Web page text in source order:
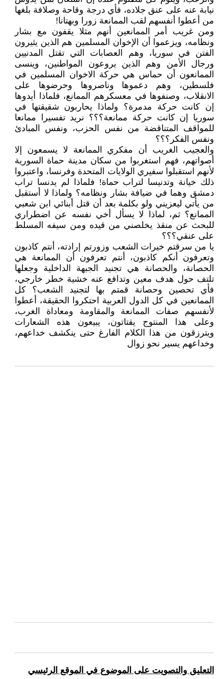
نيابة عنه على عنق جلاده، فأي درجة وقاحة وصلافة بلغها
من أعطوا أنفسهم لقب الممانعة زورا وبهتانا!
ومن غريب أمر الممانعين أنهم مثلا يقفون مع بشار
ونظامه، ويزعموا أن الإخوان المسلمين هم الذين يثيرون
الفتن في سوريا، وهم العصابات التي تقتل المدنيين
ورجال الأمن وهم الذين يروعون المواطنين، وينسى
الممانعون أن حماس هي حركة الاخوان المسلمين في
فلسطين، وهم دعموها وناصروها وحرضوها على
الانقلاب، وصنفوها في معسكرهم الممانع، فلماذا أيدوها
إن كانت حركة مدمرة؟ ولماذا يحاربون شقيقتها في
سوريا إن كانت حركة ممانعة؟؟؟ نريد تفسيرا ممانعا
للمواقف المتناقضة من نفس الحزب، ونفس المبادئ
ونفس الفكر؟؟؟
والعجيب الغريب أن مفكري الممانعة لا يسمعون إلا
أصواتهم، فهم استغربوا من سكان مدينة حماة السورية
لأنهم استقبلوا سفيري الولايات المتحدة وفرنسا، واعتبروا
ذلك خيانة وتدنيسا لتراب حماة! فلماذا لم يدنسا تراب
دمشق وهما في ضيافة بشار ونظامه؟ ولماذا لا أستقبل
من يأتي ليعزيني ولو بكلمة بعد أن قتل أبنائي ابن شعبي
الممانع؟ ثم، لماذا لا يسأل أخي نفسه عن اضطراري
للبحث عن منقذ يخلصني من قيده ومن سيفه المسلط
على عنقي؟؟؟
يا من سرقتم خيرات الشعب وزورتم إرادته، أنتم كاذبون
وتعرفون أنكم كاذبون، أنتم تعرفون أن الممانعة هي
الحصانة، والحصانة هي تجنيد الجبهة الداخلية وجعلها
تلتف حول هدف معين وتدافع عنه خشية خطر خارجي،
فأي تحصين وحصانة قمتم بها لتجنيد الشعب؟ كل
الممانعين في كل الدول العربية احتكروا الحقيقة، أعطوا
لأنفسهم صفات الممانعة والمقاومة ومعاداة الغرب،
وعلى هذا المنتوج يقتاتون، يبيعون هذه الشعارات
ويترزقون من هذا الكلام الفارغ حتى ينكشف خداعهم،
وخداعهم يسير نحو زوال
التعليق والتصويت على الموضوع في الموقع الرئيسي